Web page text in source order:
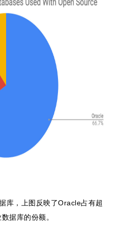
库，上图反映了Oracle占有超
据库的份额。